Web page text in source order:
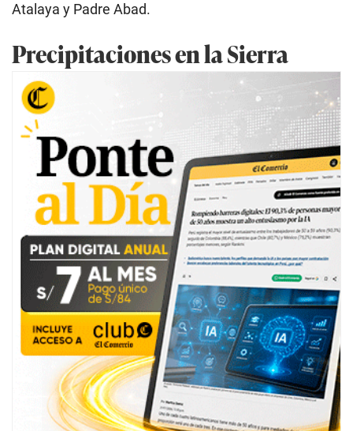
Atalaya y Padre Abad.
Precipitaciones en la Sierra